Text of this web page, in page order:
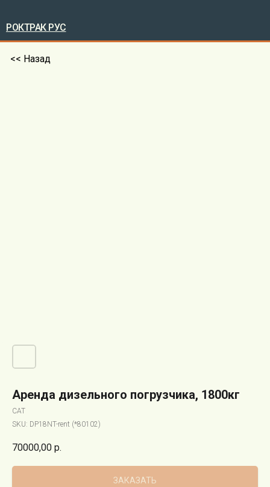
РОКТРАК РУС
<< Назад
Аренда дизельного погрузчика, 1800кг
CAT
SKU: DP18NT-rent (*80102)
70000,00 р.
ЗАКАЗАТЬ